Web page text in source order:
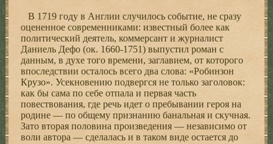
В 1719 году в Англии случилось событие, не сразу
оцененное современниками: известный более как
политический деятель, коммерсант и журналист
Даниель Дефо (ок. 1660-1751) выпустил роман с
данным, в духе того времени, заглавием, от которого
впоследствии осталось всего два слова: «Робинзон
Крузо». Усекновению подвергся не только заголовок:
как бы сама по себе отпала и первая часть
повествования, где речь идет о пребывании героя на
родине — по общему признанию банальная и скучная.
Зато вторая половина произведения — независимо от
воли автора — сделалась и в таком виде остается до